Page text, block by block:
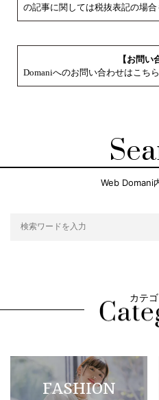
の記事に関しては税抜表記の場合
【お問い
Domaniへのお問い合わせはこちら
Web Domani
カテ
FASHION